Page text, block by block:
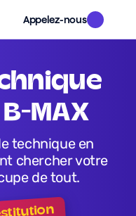
Appelez-nous
MAX
chercher votre
de tout.